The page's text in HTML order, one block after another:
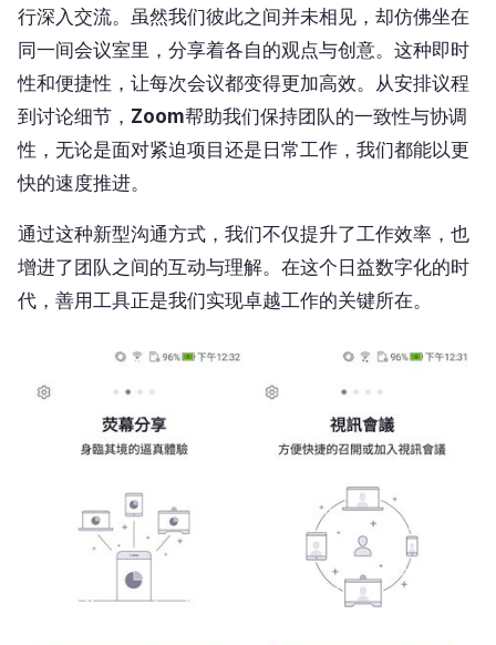
行深入交流。虽然我们彼此之间并未相见，却仿佛坐在
同一间会议室里，分享着各自的观点与创意。这种即时
性和便捷性，让每次会议都变得更加高效。从安排议程
到讨论细节， Zoom帮助我们保持团队的一致性与协调
性，无论是面对紧迫项目还是日常工作，我们都能以更
快的速度推进。
通过这种新型沟通方式，我们不仅提升了工作效率，也
增进了团队之间的互动与理解。在这个日益数字化的时
代，善用工具正是我们实现卓越工作的关键所在。